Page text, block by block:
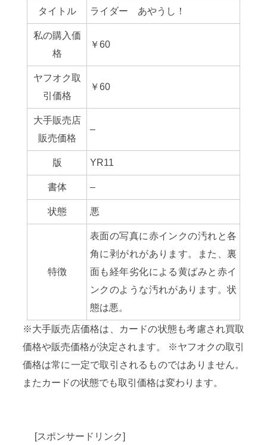
タイトル ライダー あやうし！
私の購入価
格
￥60
ヤフオク取
引価格
￥60
大手販売店
販売価格
–
版 YR11
書体 –
状態 悪
特徴
表面の写真に赤インクの汚れと各
角に剥がれがあります。また、裏
面も経年劣化による黄ばみと赤イ
ンクのような汚れがあります。状
態は悪。
※大手販売店価格は、カードの状態も考慮され買取
価格や販売価格が決定されます。 ※ヤフオクの取引
価格は常に一定で取引されるものではありません。
またカードの状態でも取引価格は変わります。
[スポンサードリンク]